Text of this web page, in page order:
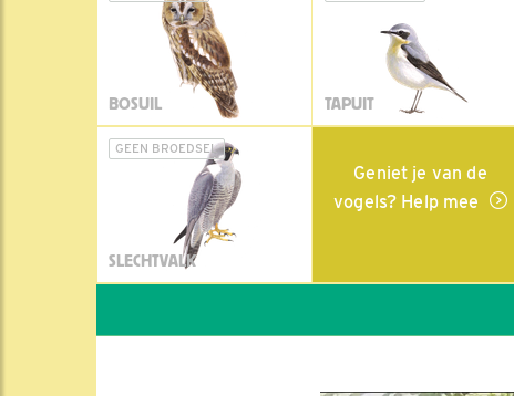
BOSUIL TAPUIT
GEEN BROEDSEL
SLECHTVALK
Geniet je van de
vogels? Help mee